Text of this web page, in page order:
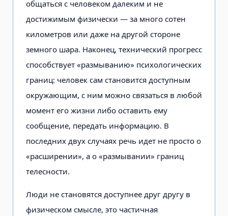
общаться с чело­веком далеким и не
достижимым фи­зически — за много сотен
километров или даже на другой стороне
земного шара. Наконец, технический прогресс
способствует «размыванию» психоло­гических
границ: человек сам стано­вится доступным
окружающим, с ним можно связаться в любой
момент его жизни либо оставить ему
сообщение, передать информацию. В
последних двух случаях речь идет не просто о
«расширении», а о «размывании» гра­ниц
телесности.
Люди не становятся доступнее друг другу в
физическом смысле, это частич­ная